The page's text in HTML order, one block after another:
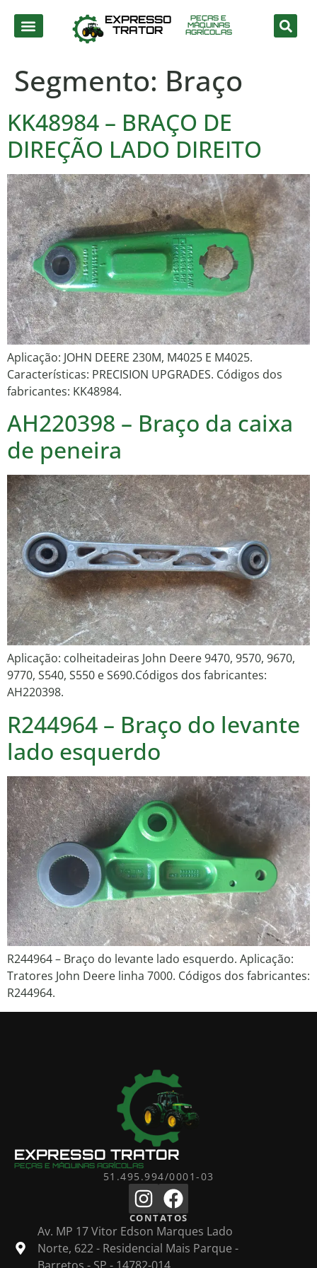
EXPRESSO
TRATOR
PEÇAS E
MÁQUINAS
AGRÍCOLAS
Segmento: Braço
KK48984 – BRAÇO DE
DIREÇÃO LADO DIREITO
Aplicação: JOHN DEERE 230M, M4025 E M4025.
Características: PRECISION UPGRADES. Códigos dos
fabricantes: KK48984.
AH220398 – Braço da caixa
de peneira
Aplicação: colheitadeiras John Deere 9470, 9570, 9670,
9770, S540, S550 e S690.Códigos dos fabricantes:
AH220398.
R244964 – Braço do levante
lado esquerdo
R244964 – Braço do levante lado esquerdo. Aplicação:
Tratores John Deere linha 7000. Códigos dos fabricantes:
R244964.
EXPRESSO TRATOR
PEÇAS E MÁQUINAS AGRÍCOLAS
51.495.994/0001-03
CONTATOS
Av. MP 17 Vitor Edson Marques Lado
Norte, 622 - Residencial Mais Parque -